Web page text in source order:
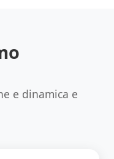
e dinamica e